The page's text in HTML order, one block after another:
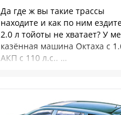
Да где ж вы такие трассы
находите и как по ним
2.0 л тойоты не хватает? У
казённая машина Октаха с
АКП с 110 л.с.. …